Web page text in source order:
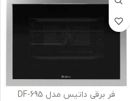
فر برقی داتیس مدل DF-695